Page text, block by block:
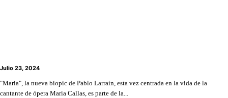
Julio 23, 2024
"Maria", la nueva biopic de Pablo Larraín, esta vez centrada en la vida de la
cantante de ópera Maria Callas, es parte de la...